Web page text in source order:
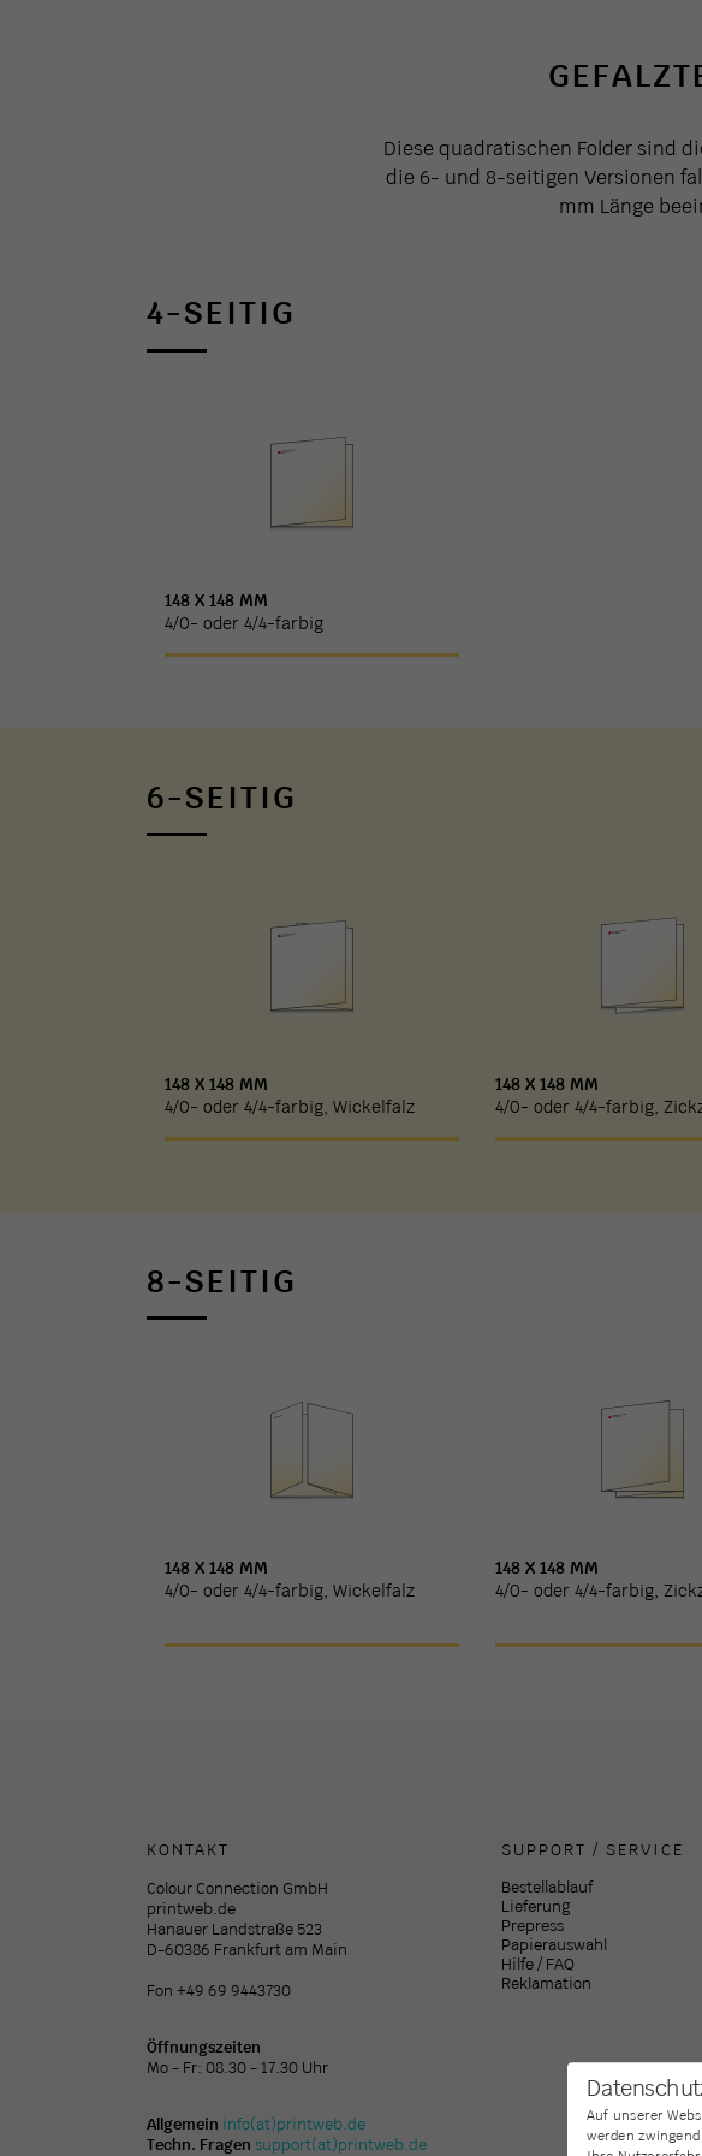
Diese quadratischen Folder sind
die 6- und 8-seitigen Versionen
mm Länge
4-SEITIG
148 X 148 MM
4/0- oder 4/4-farbig
6-SEITIG
148 X 148 MM
4/0- oder 4/4-farbig, Wickelfalz
148 X 148 MM
4/0- oder 4/4-farbig,
8-SEITIG
148 X 148 MM
4/0- oder 4/4-farbig, Wickelfalz
148 X 148 MM
4/0- oder 4/4-farbig,
KONTAKT
Colour Connection GmbH
printweb.de
Hanauer Landstraße 523
D-60386 Frankfurt am Main
Fon +49 69 9443730
Öffnungszeiten
Mo - Fr: 08.30 - 17.30 Uhr
Allgemein info(at)printweb.de
Techn. Fragen support(at)printweb.de
SUPPORT / SERVICE
Bestellablauf
Lieferung
Prepress
Papierauswahl
Hilfe / FAQ
Reklamation
Auf unserer
werden